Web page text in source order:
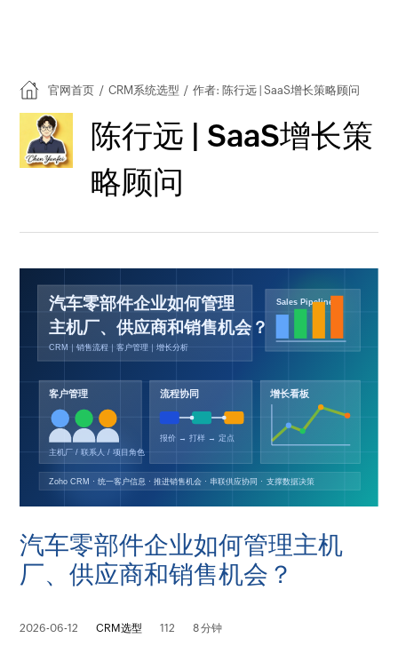
官网首页 / CRM系统选型 / 作者: 陈行远 | SaaS增长策略顾问
陈行远 | SaaS增长策
略顾问
汽车零部件企业如何管理主机
厂、供应商和销售机会？
2026-06-12 CRM选型 112 8 分钟